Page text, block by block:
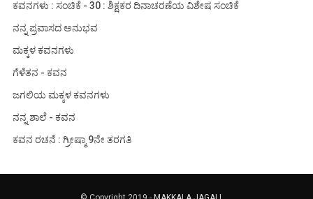
ಕವನಗಳು : ಸಂಚಿಕೆ - 30 : ಶಿಕ್ಷಕರ ದಿನಾಚರಣೆಯ ವಿಶೇಷ ಸಂಚಿಕೆ
ನನ್ನ ಪ್ರವಾಸದ ಅನುಭವ
ಮಕ್ಕಳ ಕವನಗಳು
ಗೆಳೆತನ - ಕವನ
ಜಗಲಿಯ ಮಕ್ಕಳ ಕವನಗಳು
ನನ್ನ ಶಾಲೆ - ಕವನ
ಕವನ ರಚನೆ : ಗ್ರೀಷ್ಮಾ 9ನೇ ತರಗತಿ